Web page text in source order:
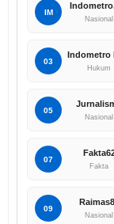
IM
Nasional
03
Indometro
Hukum
05
Nasional
07
Fakta
09
Nasional